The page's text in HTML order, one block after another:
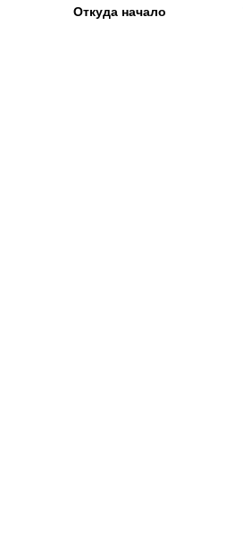
Откуда начало